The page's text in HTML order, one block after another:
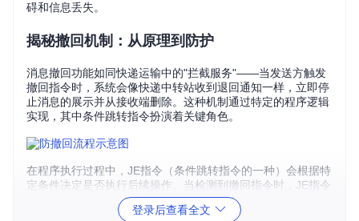
碍和信息丢失。
揭秘撤回机制：从原理到防护
消息撤回功能如同快递运输中的"拦截服务"——当发送方触发
撤回指令时，系统会像快递中转站收到退回通知一样，立即停
止消息的展示并从接收端删除。这种机制通过特定的程序逻辑
实现，其中条件跳转指令扮演着关键角色。
在程序执行过程中，JE指令（条件跳转指令的一种）会根据特
定条件决定是否执行后续操作。当检测到撤回指令时，JE指令
会引导程序执行消息删除流程。我们的防护原理就是通过修改
这种条件判断逻辑，使程序"忽略"撤回指令，从而保留消息内
登录后查看全文